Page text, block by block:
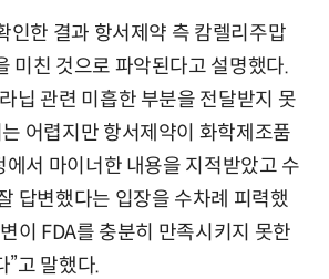
인한 결과 항서제약 측 캄렐리주맙
미친 것으로 파악된다고 설명했다.
닙 관련 미흡한 부분을 전달받지 못
어렵지만 항서제약이 화학제조품
에서 마이너한 내용을 지적받았고 수
답변했다는 입장을 수차례 피력했
이 FDA를 충분히 만족시키지 못한
”고 말했다.